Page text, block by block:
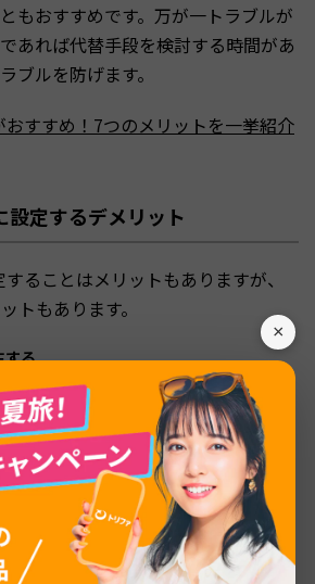
×
もおすすめです。万が一トラブルが
あれば代替手段を検討する時間があ
ブルを防げます。
すすめ！7つのメリットを一挙紹介
設定するデメリット
ることはメリットもありますが、
トもあります。
する
い可能性がある
するトラブルを防ぐためにも、以
解説します。
発生する
ルした時点で利用期間が始まるタ